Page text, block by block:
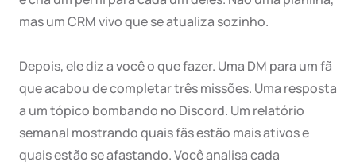
mas um CRM vivo que se atualiza sozinho.
Depois, ele diz a você o que fazer. Uma DM para um fã
que acabou de completar três missões. Uma resposta
a um tópico bombando no Discord. Um relatório
semanal mostrando quais fãs estão mais ativos e
quais estão se afastando. Você analisa cada